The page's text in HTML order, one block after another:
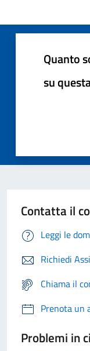
Quanto
su
Contatta il
Leggi le
Richiedi
Chiama il
Prenota un
Problemi in